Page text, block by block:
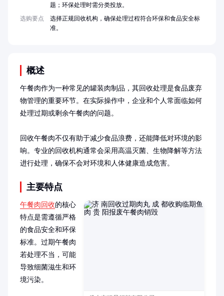
概述
午餐肉作为一种常见的罐装肉制品，其回收处理是食品废弃
物管理的重要环节。在实际操作中，企业和个人常面临如何
处理过期或剩余午餐肉的问题。
回收午餐肉不仅有助于减少食品浪费，还能降低对环境的影
响。专业的回收机构通常会采用高温灭菌、生物降解等方法
进行处理，确保不会对环境和人体健康造成危害。
主要特点
午餐肉回收的核心
特点是需遵循严格
的食品安全和环保
标准。过期午餐肉
若处理不当，可能
导致细菌滋生和环
境污染。
题；环保处理时需分类投放。
选购要点
选择正规回收机构，确保处理过程符合环保和食品安全标
准。